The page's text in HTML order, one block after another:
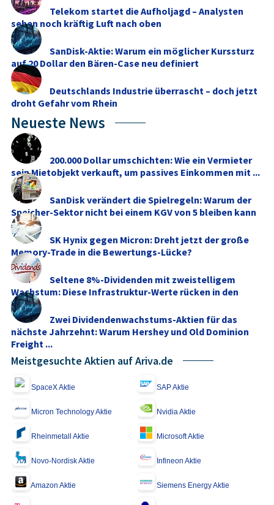
Telekom startet die Aufholjagd – Analysten
sehen noch kräftig Luft nach oben
SanDisk-Aktie: Warum ein möglicher Kurssturz
auf 20 Dollar den Bären-Case neu definiert
Deutschlands Industrie überrascht – doch jetzt
droht Gefahr vom Rhein
Neueste News
200.000 Dollar umschichten: Wie ein Vermieter
sein Mietobjekt verkauft, um passives Einkommen mit ...
SanDisk verändert die Spielregeln: Warum der
Speicher-Sektor nicht bei einem KGV von 5 bleiben kann
SK Hynix gegen Micron: Dreht jetzt der große
Memory‑Trade in die Bewertungs-Lücke?
Seltene 8%-Dividenden mit zweistelligem
Wachstum: Diese Infrastruktur-Werte rücken in den
Fokus
Zwei Dividendenwachstums-Aktien für das
nächste Jahrzehnt: Warum Hershey und Old Dominion
Freight ...
Meistgesuchte Aktien auf Ariva.de
SpaceX Aktie SAP Aktie
Micron Technology Aktie Nvidia Aktie
Rheinmetall Aktie Microsoft Aktie
Novo-Nordisk Aktie Infineon Aktie
Amazon Aktie Siemens Energy Aktie